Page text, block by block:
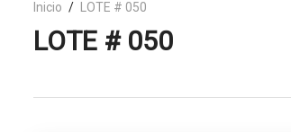
Inicio LOTE # 050
LOTE # 050